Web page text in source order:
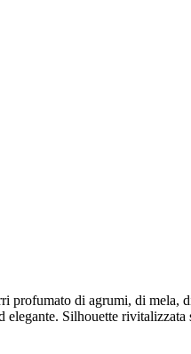
di agrumi, di
Silhouette